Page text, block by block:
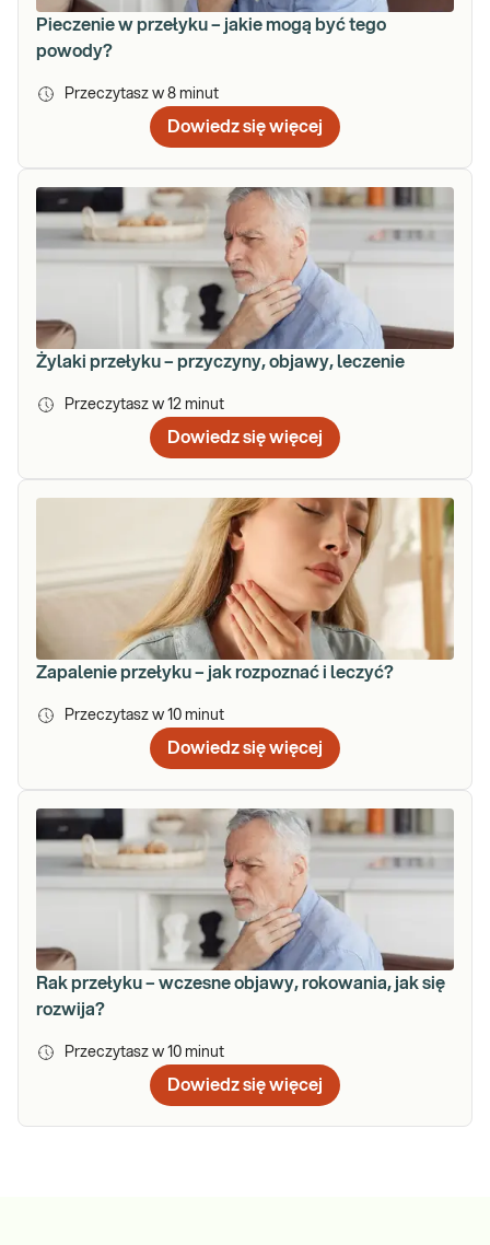
Pieczenie w przełyku – jakie mogą być tego
powody?
Przeczytasz w 8 minut
Dowiedz się więcej
Żylaki przełyku – przyczyny, objawy, leczenie
Przeczytasz w 12 minut
Dowiedz się więcej
Zapalenie przełyku – jak rozpoznać i leczyć?
Przeczytasz w 10 minut
Dowiedz się więcej
Rak przełyku – wczesne objawy, rokowania, jak się
rozwija?
Przeczytasz w 10 minut
Dowiedz się więcej